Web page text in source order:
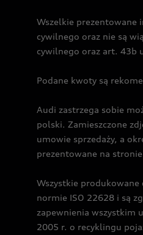
Wszelkie prezentowane
cywilnego oraz nie są
cywilnego oraz art. 43b
Podane kwoty są
Audi zastrzega sobie
polski. Zamieszczone
umowie sprzedaży, a
prezentowane na
Wszystkie produkowane
normie ISO 22628 i są
zapewnienia wszystkim
2005 r. o recyklingu